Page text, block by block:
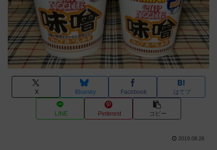
X Bluesky Facebook はてブ
LINE Pinterest コピー
2019.08.26